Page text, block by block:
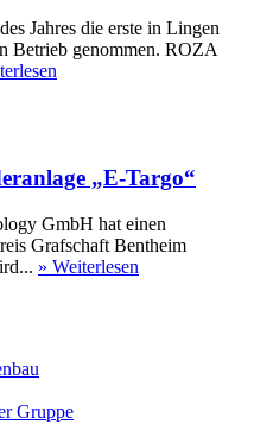
Jahres die erste in Lingen
Betrieb genommen. ROZA
„E-Targo“
GmbH hat einen
Grafschaft Bentheim
» Weiterlesen
Gruppe